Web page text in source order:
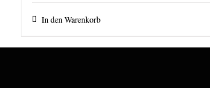
In den Warenkorb